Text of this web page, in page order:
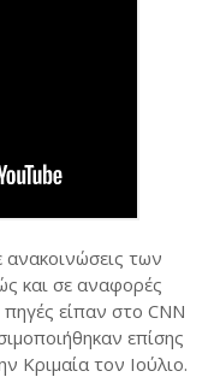
ανακοινώσεις των
και σε αναφορές
είπαν στο CNN
επίσης
Κριμαία τον Ιούλιο.